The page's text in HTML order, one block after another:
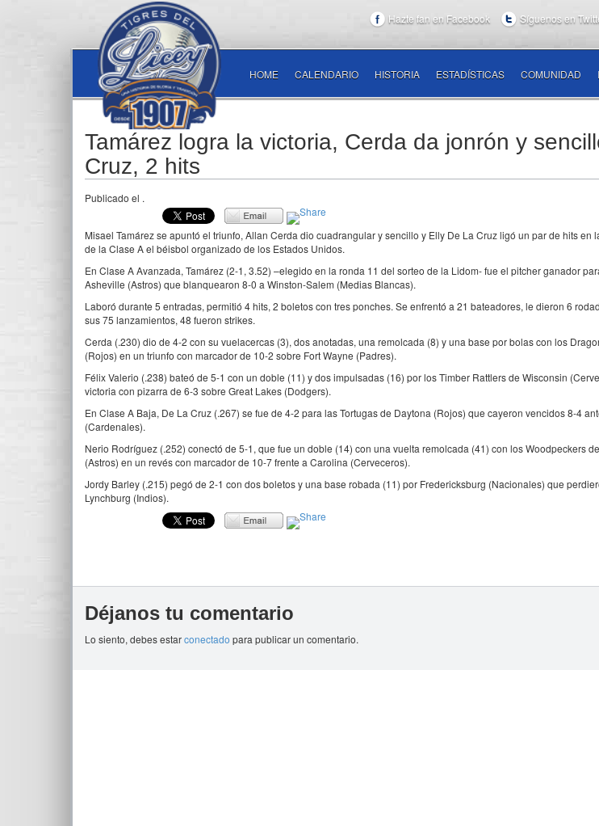
Hazte fan en Facebook Síguenos en
HOME CALENDARIO HISTORIA ESTADÍSTICAS COMUNIDAD
Tamárez logra la victoria, Cerda da jonrón y
Cruz, 2 hits
Publicado el .
Misael Tamárez se apuntó el triunfo, Allan Cerda dio cuadrangular y sencillo y Elly De La Cruz ligó un par de hits en
de la Clase A el béisbol organizado de los Estados Unidos.
En Clase A Avanzada, Tamárez (2-1, 3.52) –elegido en la ronda 11 del sorteo de la Lidom- fue el pitcher ganador
Asheville (Astros) que blanquearon 8-0 a Winston-Salem (Medias Blancas).
Laboró durante 5 entradas, permitió 4 hits, 2 boletos con tres ponches. Se enfrentó a 21 bateadores, le dieron 6
sus 75 lanzamientos, 48 fueron strikes.
Cerda (.230) dio de 4-2 con su vuelacercas (3), dos anotadas, una remolcada (8) y una base por bolas con los
(Rojos) en un triunfo con marcador de 10-2 sobre Fort Wayne (Padres).
Félix Valerio (.238) bateó de 5-1 con un doble (11) y dos impulsadas (16) por los Timber Rattlers de Wisconsin
victoria con pizarra de 6-3 sobre Great Lakes (Dodgers).
En Clase A Baja, De La Cruz (.267) se fue de 4-2 para las Tortugas de Daytona (Rojos) que cayeron vencidos 8-4
(Cardenales).
Nerio Rodríguez (.252) conectó de 5-1, que fue un doble (14) con una vuelta remolcada (41) con los Woodpeckers
(Astros) en un revés con marcador de 10-7 frente a Carolina (Cerveceros).
Jordy Barley (.215) pegó de 2-1 con dos boletos y una base robada (11) por Fredericksburg (Nacionales) que
Lynchburg (Indios).
Déjanos tu comentario
Lo siento, debes estarconectado para publicar un comentario.